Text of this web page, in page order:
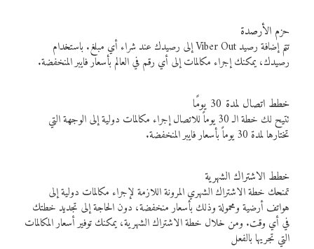
حزم الأرصدة
تتم إضافة رصيد Viber Out إلى رصيدك عند شراء أي مبلغ. باستخدام
رصيدك، يمكنك إجراء مكالمات إلى أي رقم في العالم بأسعار فايبر المنخفضة.
خطط اتصال لمدة 30 يومًا
تتيح لك خطة الـ 30 يوماً للاتصال إجراء مكالمات دولية إلى الوجهة التي
تختارها لمدة 30 يوماً بأسعار فايبر المنخفضة.
خطط الاشتراك الشهرية
تمنحك خطة الاشتراك الشهري المرونة اللازمة لإجراء مكالمات دولية إلى
هواتف أرضية ومحمولة وذلك بأسعار منخفضة، دون الحاجة إلى تجديد خطتك
في أي وقت. ومن خلال خطة الاشتراك الشهرية، يمكنك توفير أسعار المكالمات
التي تجريها بالفعل